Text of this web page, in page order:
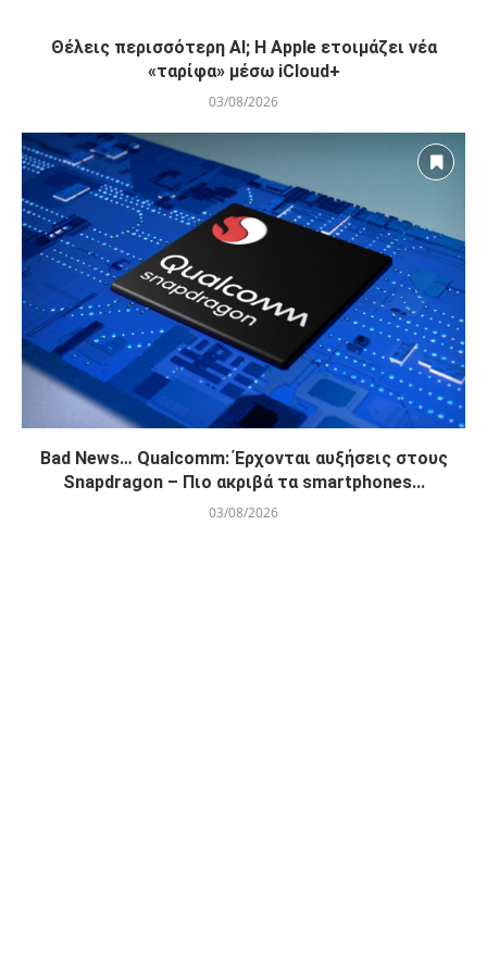
Θέλεις περισσότερη AI; Η Apple ετοιμάζει νέα
«ταρίφα» μέσω iCloud+
03/08/2026
Bad News… Qualcomm: Έρχονται αυξήσεις στους
Snapdragon – Πιο ακριβά τα smartphones...
03/08/2026